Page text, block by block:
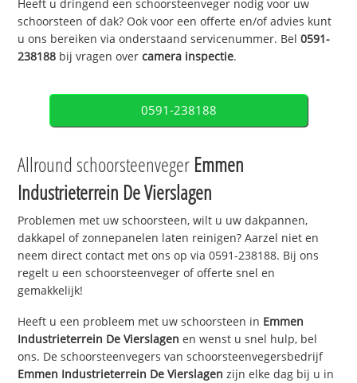
Heeft u dringend een schoorsteenveger nodig voor uw
schoorsteen of dak? Ook voor een offerte en/of advies kunt
u ons bereiken via onderstaand servicenummer. Bel0591-
238188 bij vragen overcamera inspectie.
0591-238188
Allround schoorsteenveger Emmen
Industrieterrein De Vierslagen
Problemen met uw schoorsteen, wilt u uw dakpannen,
dakkapel of zonnepanelen laten reinigen? Aarzel niet en
neem direct contact met ons op via 0591-238188. Bij ons
regelt u een schoorsteenveger of offerte snel en
gemakkelijk!
Heeft u een probleem met uw schoorsteen in Emmen
Industrieterrein De Vierslagen en wenst u snel hulp, bel
ons. De schoorsteenvegers van schoorsteenvegersbedrijf
Emmen Industrieterrein De Vierslagen zijn elke dag bij u in